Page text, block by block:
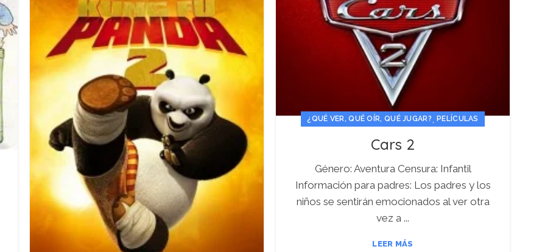
¿QUÉ VER, QUÉ OÍR, QUÉ JUGAR? PELÍCULAS
Cars 2
Género: Aventura Censura: Infantil
Información para padres: Los padres y los
niños se sentirán emocionados al ver otra
vez a ...
LEER MÁS